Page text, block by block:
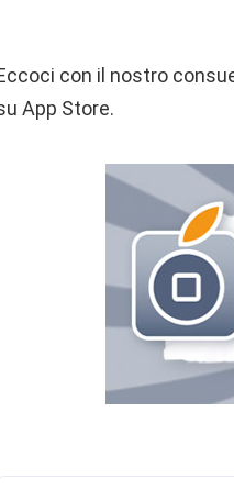
con il nostro
App Store.